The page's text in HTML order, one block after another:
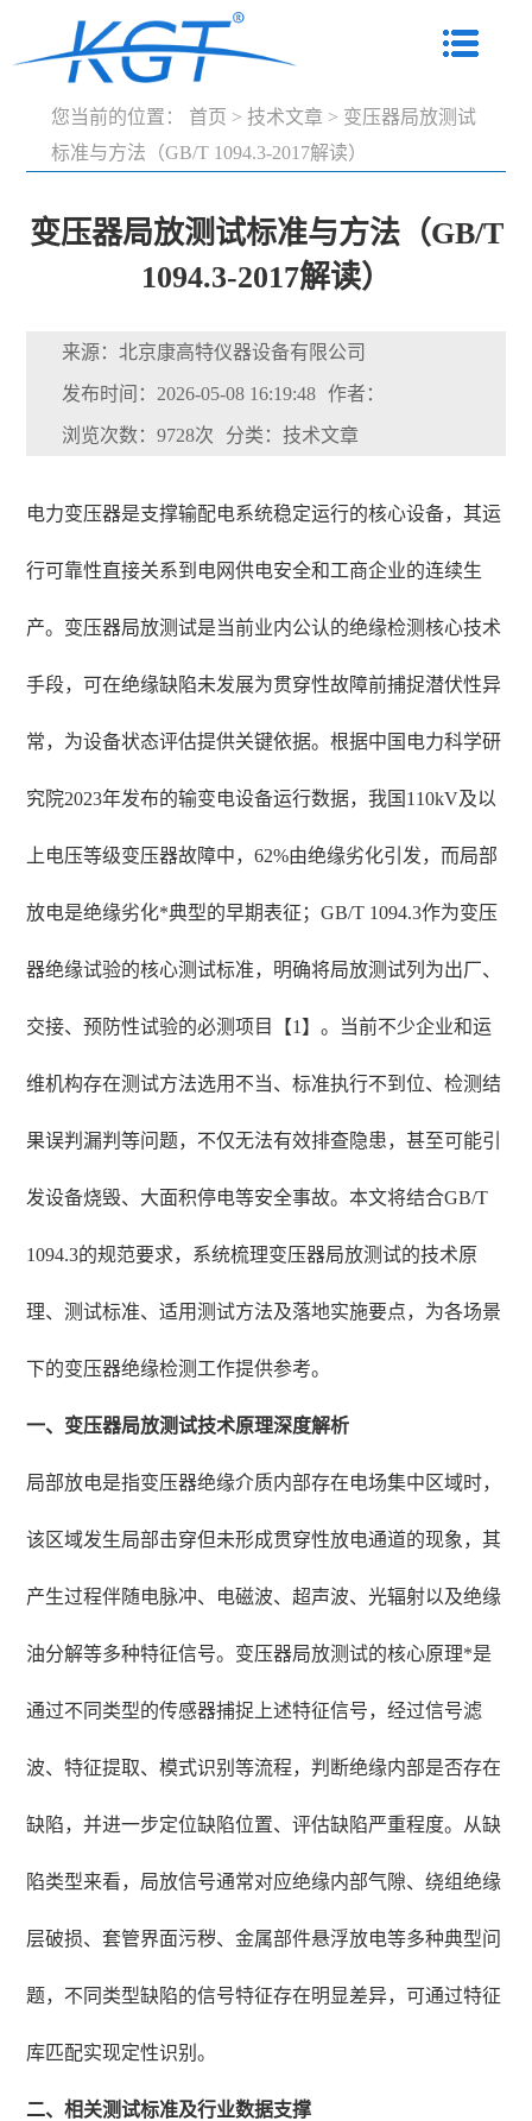
您当前的位置： 首页 > 技术文章 > 变压器局放测试
标准与方法（GB/T 1094.3-2017解读）
变压器局放测试标准与方法（GB/T
1094.3-2017解读）
来源：北京康高特仪器设备有限公司
发布时间：2026-05-08 16:19:48 作者：
浏览次数：9728次 分类：技术文章
电力变压器是支撑输配电系统稳定运行的核心设备，其运
行可靠性直接关系到电网供电安全和工商企业的连续生
产。变压器局放测试是当前业内公认的绝缘检测核心技术
手段，可在绝缘缺陷未发展为贯穿性故障前捕捉潜伏性异
常，为设备状态评估提供关键依据。根据中国电力科学研
究院2023年发布的输变电设备运行数据，我国110kV及以
上电压等级变压器故障中，62%由绝缘劣化引发，而局部
放电是绝缘劣化*典型的早期表征；GB/T 1094.3作为变压
器绝缘试验的核心测试标准，明确将局放测试列为出厂、
交接、预防性试验的必测项目【1】。当前不少企业和运
维机构存在测试方法选用不当、标准执行不到位、检测结
果误判漏判等问题，不仅无法有效排查隐患，甚至可能引
发设备烧毁、大面积停电等安全事故。本文将结合GB/T
1094.3的规范要求，系统梳理变压器局放测试的技术原
理、测试标准、适用测试方法及落地实施要点，为各场景
下的变压器绝缘检测工作提供参考。
一、变压器局放测试技术原理深度解析
局部放电是指变压器绝缘介质内部存在电场集中区域时，
该区域发生局部击穿但未形成贯穿性放电通道的现象，其
产生过程伴随电脉冲、电磁波、超声波、光辐射以及绝缘
油分解等多种特征信号。变压器局放测试的核心原理*是
通过不同类型的传感器捕捉上述特征信号，经过信号滤
波、特征提取、模式识别等流程，判断绝缘内部是否存在
缺陷，并进一步定位缺陷位置、评估缺陷严重程度。从缺
陷类型来看，局放信号通常对应绝缘内部气隙、绕组绝缘
层破损、套管界面污秽、金属部件悬浮放电等多种典型问
题，不同类型缺陷的信号特征存在明显差异，可通过特征
库匹配实现定性识别。
二、相关测试标准及行业数据支撑